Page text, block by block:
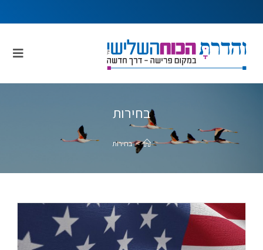
בחירות
> בחירות